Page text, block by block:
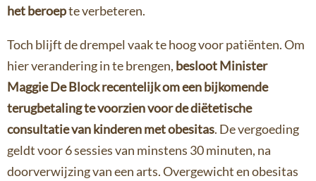
het beroepte verbeteren.
Toch blijft de drempel vaak te hoog voor patiënten. Om
hier verandering in te brengen, besloot Minister
Maggie De Block recentelijk om een bijkomende
terugbetaling te voorzien voor de diëtetische
consultatie van kinderen met obesitas. De vergoeding
geldt voor 6 sessies van minstens 30 minuten, na
doorverwijzing van een arts. Overgewicht en obesitas